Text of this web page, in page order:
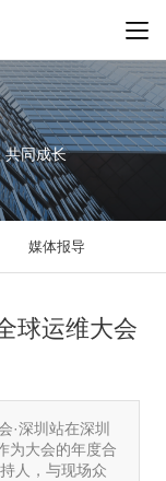
共同成长
媒体报导
球运维大会
·深圳站在深圳
为大会的年度合
人，与现场众